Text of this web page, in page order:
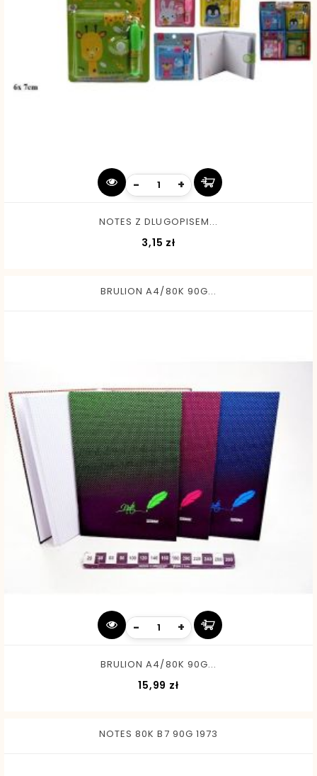
- +
NOTES Z DLUGOPISEM...
3,15 zł
BRULION A4/80K 90G...
- +
BRULION A4/80K 90G...
15,99 zł
NOTES 80K B7 90G 1973